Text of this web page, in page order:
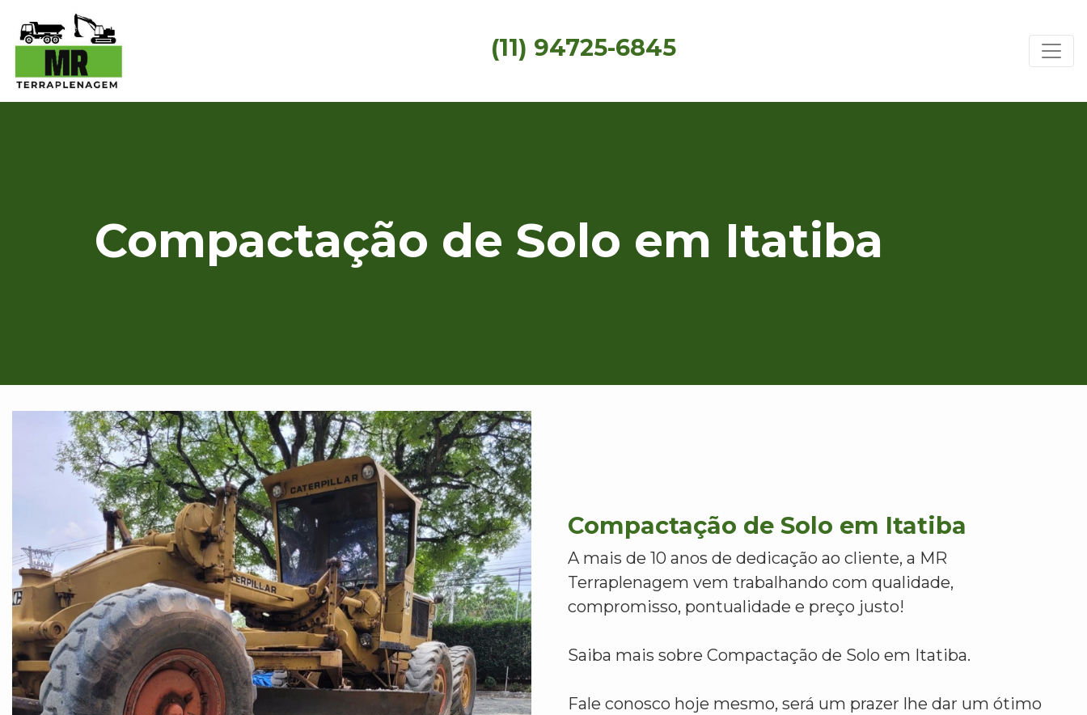
(11) 94725-6845
Compactação de Solo em Itatiba
Compactação de Solo em Itatiba
A mais de 10 anos de dedicação ao cliente, a MR
Terraplenagem vem trabalhando com qualidade,
compromisso, pontualidade e preço justo!
Saiba mais sobre Compactação de Solo em Itatiba.
Fale conosco hoje mesmo, será um prazer lhe dar um ótimo